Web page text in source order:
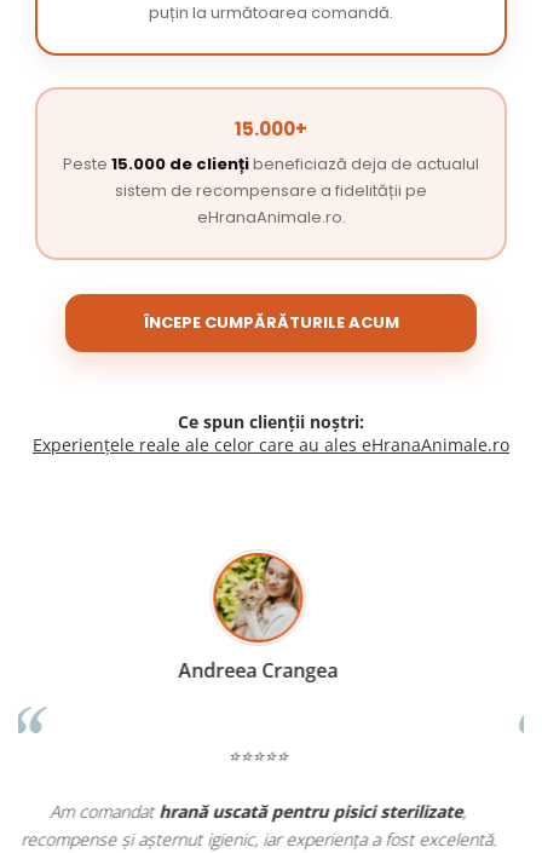
puțin la următoarea comandă.
15.000+
Peste 15.000 de cliențibeneficiază deja de actualul
sistem de recompensare a fidelității pe
eHranaAnimale.ro.
ÎNCEPE CUMPĂRĂTURILE ACUM
Ce spun clienții noștri:
Experiențele reale ale celor care au ales eHranaAnimale.ro
Madalina Stancea
⭐⭐⭐⭐⭐
Apreciez foarte mult faptul că peehranaanimale.rogăsesc nu
doar hrană, ci și produse dinfarmacia veterinară: